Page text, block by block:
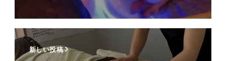
新しい投稿